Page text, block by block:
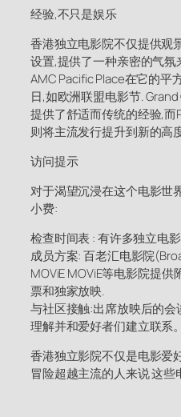
经验,不只是娱乐
香港独立电影院不仅提供观
设置,提供了一种亲密的气
AMC Pacific Place在它的平
日,如欧洲联盟电影节.
提供了舒适而传统的经验,而
则将主流发行提升到新的高
访问提示
对于渴望沉浸在这个电影世
小费:
检查时间表 : 有许多独立电
成员方案: 百老汇电影院
MOViE MOViE等电影院提
票和独家放映.
与社区接触:出席放映后的
理解并和爱好者们建立联系。
香港独立影院不仅是电影爱
冒险超越主流的人来说 这